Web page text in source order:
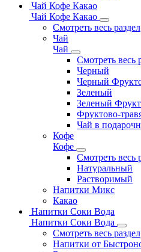
Чай Кофе Какао
Чай Кофе Какао
Смотреть весь раздел
Чай
Чай
Смотреть весь
Черный
Черный
Зеленый
Зеленый
Фруктово-
Чай в
Кофе
Кофе
Смотреть весь
Натуральный
Растворимый
Напитки Микс
Какао
Напитки Соки Вода
Напитки Соки Вода
Смотреть весь раздел
Напитки от